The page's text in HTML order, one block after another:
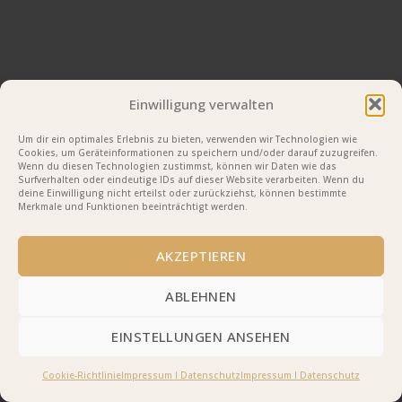
Einwilligung verwalten
Um dir ein optimales Erlebnis zu bieten, verwenden wir Technologien wie
Cookies, um Geräteinformationen zu speichern und/oder darauf zuzugreifen.
Wenn du diesen Technologien zustimmst, können wir Daten wie das
Surfverhalten oder eindeutige IDs auf dieser Website verarbeiten. Wenn du
deine Einwilligung nicht erteilst oder zurückziehst, können bestimmte
Merkmale und Funktionen beeinträchtigt werden.
AKZEPTIEREN
ABLEHNEN
EINSTELLUNGEN ANSEHEN
Cookie-RichtlinieImpressum I DatenschutzImpressum I Datenschutz